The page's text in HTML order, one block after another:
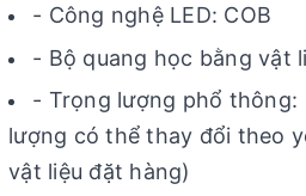
- Công nghệ LED: COB
- Bộ quang học bằng vật
- Trọng lượng phổ
lượng có thể thay đổi theo
vật liệu đặt hàng)